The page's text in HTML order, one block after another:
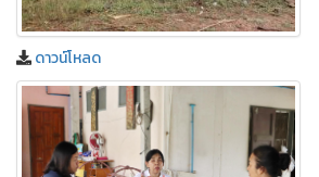
ดาวน์โหลด